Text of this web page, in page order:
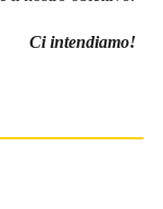
Ci intendiamo!